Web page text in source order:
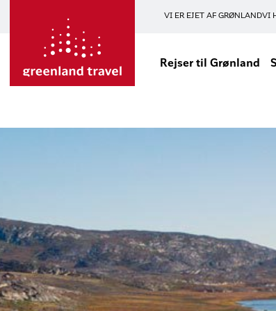
VI ER EJET AF GRØNLANDVI
Rejser til Grønland